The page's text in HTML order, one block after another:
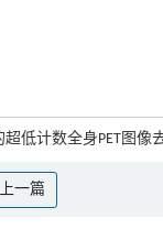
低计数全身PET图像
上一篇